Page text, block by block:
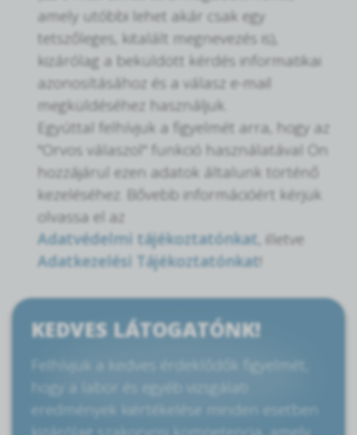
amely utóbbi lehet akár csak egy
tetszőleges, kitalált megnevezés is),
kizárólag a beküldött kérdés informatikai
azonosításához és a válasz e-mail
megküldéséhez használjuk.
Egyúttal felhívjuk a figyelmét arra, hogy az
"Orvos válaszol" funkció használatával Ön
hozzájárul ezen adatok általunk történő
kezeléséhez. Bővebb információért kérjük
olvassa el az
Adatvédelmi tájékoztatónkat , illetve
Adatkezelési Tájékoztatónkat!
KEDVES LÁTOGATÓNK!
Felhívjuk a kedves érdeklődők figyelmét,
hogy a labor és egyéb vizsgálati
eredmények kiértékelése minden esetben